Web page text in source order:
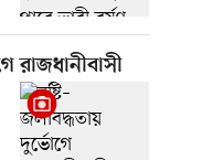
রাজধানীবাসী